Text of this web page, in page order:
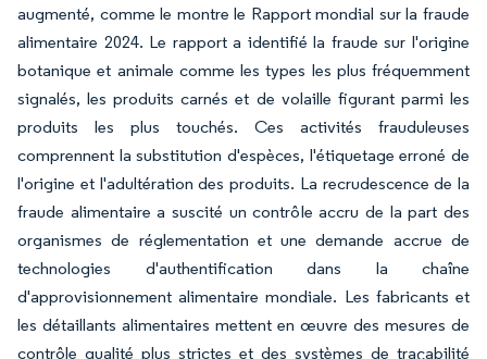
augmenté, comme le montre le Rapport mondial sur la fraude
alimentaire 2024. Le rapport a identifié la fraude sur l'origine
botanique et animale comme les types les plus fréquemment
signalés, les produits carnés et de volaille figurant parmi les
produits les plus touchés. Ces activités frauduleuses
comprennent la substitution d'espèces, l'étiquetage erroné de
l'origine et l'adultération des produits. La recrudescence de la
fraude alimentaire a suscité un contrôle accru de la part des
organismes de réglementation et une demande accrue de
technologies d'authentification dans la chaîne
d'approvisionnement alimentaire mondiale. Les fabricants et
les détaillants alimentaires mettent en œuvre des mesures de
contrôle qualité plus strictes et des systèmes de traçabilité